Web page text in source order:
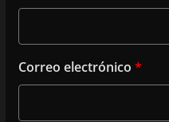
Correo electrónico *